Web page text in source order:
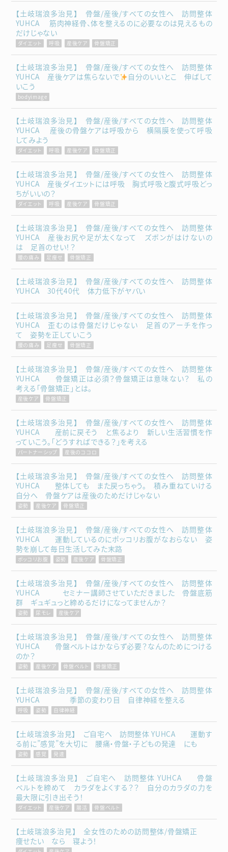
【土岐瑞浪多治見】 骨盤/産後/すべての女性へ 訪問整体
YUHCA 筋肉神経骨、体を整えるのに必要なのは見えるもの
だけじゃない
ダイエット 呼吸 産後ケア 骨盤矯正
【土岐瑞浪多治見】 骨盤/産後/すべての女性へ 訪問整体
YUHCA 産後ケアは焦らないで
自分のいいとこ 伸ばして
いこう
bodyimage
【土岐瑞浪多治見】 骨盤/産後/すべての女性へ 訪問整体
YUHCA 産後の骨盤ケアは呼吸から 横隔膜を使って呼吸
してみよう
ダイエット 呼吸 産後ケア 骨盤矯正
【土岐瑞浪多治見】 骨盤/産後/すべての女性へ 訪問整体
YUHCA 産後ダイエットには呼吸 胸式呼吸と腹式呼吸どっ
ちがいいの？
ダイエット 呼吸 産後ケア 骨盤矯正
【土岐瑞浪多治見】 骨盤/産後/すべての女性へ 訪問整体
YUHCA 産後お尻や足が太くなって ズボンがはけないの
は 足首のせい！？
腰の痛み 足痩せ 骨盤矯正
【土岐瑞浪多治見】 骨盤/産後/すべての女性へ 訪問整体
YUHCA 30代40代 体力低下がヤバい
【土岐瑞浪多治見】 骨盤/産後/すべての女性へ 訪問整体
YUHCA 歪むのは骨盤だけじゃない 足首のアーチを作っ
て 姿勢を正していこう
腰の痛み 足痩せ 骨盤矯正
【土岐瑞浪多治見】 骨盤/産後/すべての女性へ 訪問整体
YUHCA 骨盤矯正は必須？骨盤矯正は意味ない？ 私の
考える「骨盤矯正」とは。
産後ケア 骨盤矯正
【土岐瑞浪多治見】 骨盤/産後/すべての女性へ 訪問整体
YUHCA 産前に戻そう と焦るより 新しい生活習慣を作
っていこう。「どうすればできる？」を考える
パートナーシップ 産後のココロ
【土岐瑞浪多治見】 骨盤/産後/すべての女性へ 訪問整体
YUHCA 整体しても また戻っちゃう。 積み重ねていける
自分へ 骨盤ケアは産後のためだけじゃない
姿勢 産後ケア 骨盤矯正
【土岐瑞浪多治見】 骨盤/産後/すべての女性へ 訪問整体
YUHCA 運動しているのにポッコリお腹がなおらない 姿
勢を崩して毎日生活してみた末路
ポッコリお腹 姿勢 産後ケア 骨盤矯正
【土岐瑞浪多治見】 骨盤/産後/すべての女性へ 訪問整体
YUHCA セミナー講師させていただきました 骨盤底筋
群 ギュギュっと締めるだけになってませんか？
姿勢 尿モレ 産後ケア
【土岐瑞浪多治見】 骨盤/産後/すべての女性へ 訪問整体
YUHCA 骨盤ベルトはかならず必要？なんのためにつける
のか？
姿勢 産後ケア 骨盤ベルト 骨盤矯正
【土岐瑞浪多治見】 骨盤/産後/すべての女性へ 訪問整体
YUHCA 季節の変わり目 自律神経を整える
呼吸 姿勢 自律神経
【土岐瑞浪多治見】 ご自宅へ 訪問整体 YUHCA 運動す
る前に”感覚”を大切に 腰痛・骨盤・子どもの発達 にも
姿勢 感覚 発達
【土岐瑞浪多治見】 ご自宅へ 訪問整体 YUHCA 骨盤
ベルトを締めて カラダをよくする？？ 自分のカラダの力を
最大限に引き出そう！
ダイエット 産後ケア 腸活 骨盤ベルト
【土岐瑞浪多治見】 全女性のための訪問整体/骨盤矯正
痩せたい なら 寝よう！